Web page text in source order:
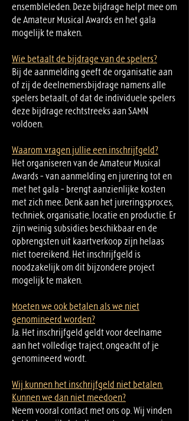
ensembleleden. Deze bijdrage helpt mee om
de Amateur Musical Awards en het gala
mogelijk te maken.
Wie betaalt de bijdrage van de spelers?
Bij de aanmelding geeft de organisatie aan
of zij de deelnemersbijdrage namens alle
spelers betaalt, of dat de individuele spelers
deze bijdrage rechtstreeks aan SAMN
voldoen.
Waarom vragen jullie een inschrijfgeld?
Het organiseren van de Amateur Musical
Awards – van aanmelding en jurering tot en
met het gala – brengt aanzienlijke kosten
met zich mee. Denk aan het jureringsproces,
techniek, organisatie, locatie en productie. Er
zijn weinig subsidies beschikbaar en de
opbrengsten uit kaartverkoop zijn helaas
niet toereikend. Het inschrijfgeld is
noodzakelijk om dit bijzondere project
mogelijk te maken.
Moeten we ook betalen als we niet
genomineerd worden?
Ja. Het inschrijfgeld geldt voor deelname
aan het volledige traject, ongeacht of je
genomineerd wordt.
Wij kunnen het inschrijfgeld niet betalen.
Kunnen we dan niet meedoen?
Neem vooral contact met ons op. Wij vinden